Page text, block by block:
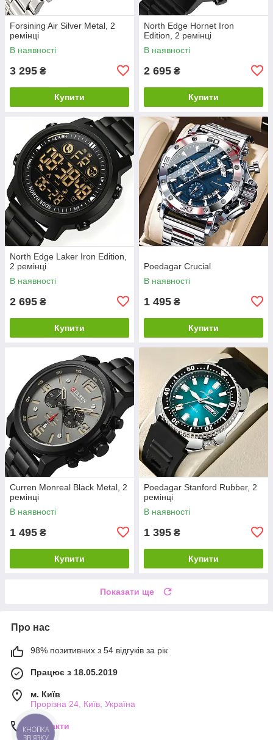
Forsining Air Silver Metal, 2
ремінці
В наявності
3 295 ₴
Купити
North Edge Hornet Iron
Edition, 2 ремінці
В наявності
2 695 ₴
Купити
North Edge Laker Iron Edition,
2 ремінці
В наявності
2 695 ₴
Купити
Poedagar Crucial
В наявності
1 495 ₴
Купити
Curren Monreal Black Metal, 2
ремінці
В наявності
1 495 ₴
Купити
Poedagar Stanford Rubber, 2
ремінці
В наявності
1 395 ₴
Купити
Показати ще
Про нас
98% позитивних з 54 відгуків за рік
Працює з 18.05.2019
м. Київ
Прорізна 24, Київ, Україна
Контакти
КНОПКА
ЗВ'ЯЗКУ